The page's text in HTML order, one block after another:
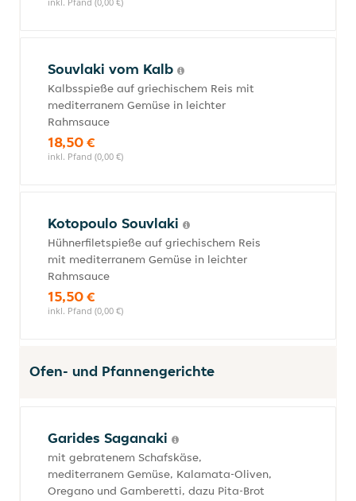
Souvlaki vom Kalb
Kalbsspieße auf griechischem Reis mit
mediterranem Gemüse in leichter
Rahmsauce
18,50 €
inkl. Pfand (0,00 €)
Kotopoulo Souvlaki
Hühnerfiletspieße auf griechischem Reis
mit mediterranem Gemüse in leichter
Rahmsauce
15,50 €
inkl. Pfand (0,00 €)
Ofen- und Pfannengerichte
Garides Saganaki
mit gebratenem Schafskäse,
mediterranem Gemüse, Kalamata-Oliven,
Oregano und Gamberetti, dazu Pita-Brot